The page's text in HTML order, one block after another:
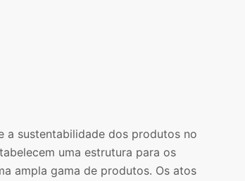
a sustentabilidade dos produtos no
uma estrutura para os
ampla gama de produtos. Os atos